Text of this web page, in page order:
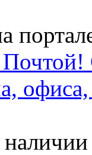
офиса,